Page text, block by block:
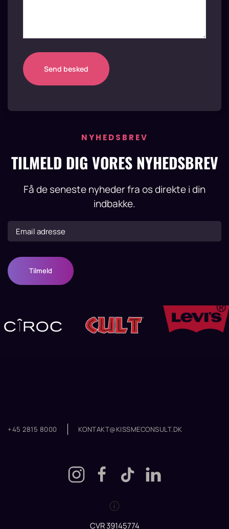
NYHEDSBREV
TILMELD DIG VORES NYHEDSBREV
Få de seneste nyheder fra os direkte i din
indbakke.
Tilmeld
+45 2815 8000 KONTAKT@KISSMECONSULT.DK
CVR 39145774